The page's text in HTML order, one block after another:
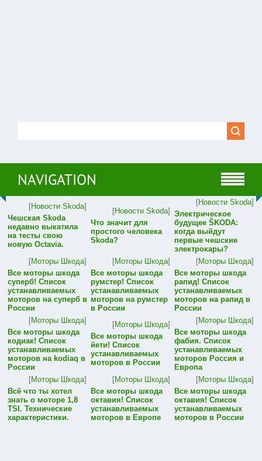
NAVIGATION
[Новости Skoda]
Чешская Skoda
недавно выкатила
на тесты свою
новую Octavia.
[Новости Skoda]
Что значит для
простого человека
Skoda?
[Новости Skoda]
Электрическое
будущее ŠKODA:
когда выйдут
первые чешские
электрокары?
[Моторы Шкода]
Все моторы шкода
суперб! Список
устанавливаемых
моторов на суперб в
России
[Моторы Шкода]
Все моторы шкода
румстер! Список
устанавливаемых
моторов на румстер
в России
[Моторы Шкода]
Все моторы шкода
рапид! Список
устанавливаемых
моторов на рапид в
России
[Моторы Шкода]
Все моторы шкода
кодиак! Список
устанавливаемых
моторов на kodiaq в
России
[Моторы Шкода]
Все моторы шкода
йети! Список
устанавливаемых
моторов в России
[Моторы Шкода]
Все моторы шкода
фабия. Список
устанавливаемых
моторов Россия и
Европа
[Моторы Шкода]
Всё что ты хотел
знать о моторе 1,8
TSI. Технические
характеристики.
[Моторы Шкода]
Все моторы шкода
октавия! Список
устанавливаемых
моторов в Европе
[Моторы Шкода]
Все моторы шкода
октавия! Список
устанавливаемых
моторов в России